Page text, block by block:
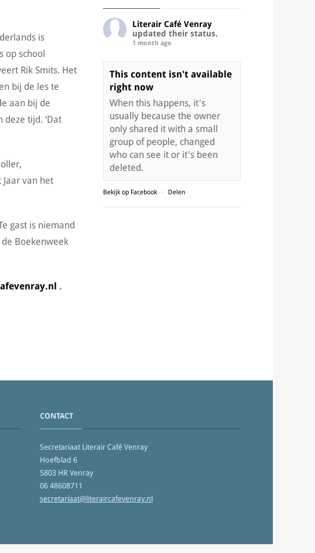
is
op school
Rik Smits. Het
bij de les te
aan bij de
tijd. ‘Dat
van het
gast is niemand
Boekenweek
.
Literair Café Venray
updated their status.
1 month ago
This content isn't available
right now
When this happens, it's
usually because the owner
only shared it with a small
group of people, changed
who can see it or it's been
deleted.
Bekijk op Facebook · Delen
CONTACT
Secretariaat Literair Café Venray
Hoefblad 6
5803 HR Venray
06 48608711
secretariaat@literaircafevenray.nl